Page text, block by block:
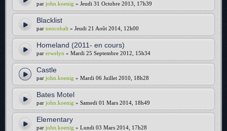
par john.koenig » Jeudi 31 Octobre 2013, 17h39
Blacklist
par neocobalt » Jeudi 21 Août 2014, 12h00
Homeland (2011- en cours)
par erwelyn » Mardi 25 Septembre 2012, 15h34
Castle
par john.koenig » Mardi 06 Juillet 2010, 18h28
Bates Motel
par john.koenig » Samedi 01 Mars 2014, 18h49
Elementary
par john.koenig » Lundi 03 Mars 2014, 17h28